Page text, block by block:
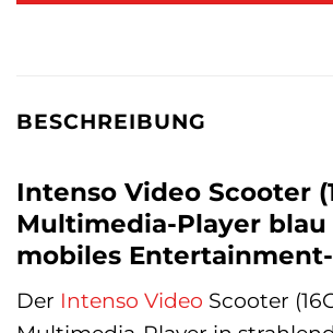
BESCHREIBUNG
Intenso Video Scooter
Multimedia-Player blau
mobiles
Der Intenso Video Scooter